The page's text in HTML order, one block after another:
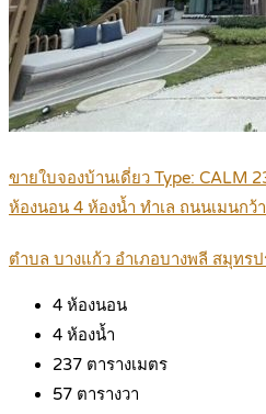
ขายใบจองบ้านเดี่ยว Type: CALM
ห้องนอน 4 ห้องน้ำ ทำเล ถนนเมนกว้
ตำบล บางแก้ว อำเภอบางพลี สมุทรป
4 ห้องนอน
4 ห้องน้ำ
237 ตารางเมตร
57 ตารางวา